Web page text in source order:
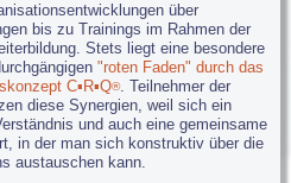
sich Zuckerfrei!
99 90 900
über
bis zu Trainings im Rahmen der
Stets liegt eine besondere
"roten Faden" durch das
C▪R▪Q®. Teilnehmer der
diese Synergien, weil sich ein
und auch eine gemeinsame
in der man sich konstruktiv über die
austauschen kann.